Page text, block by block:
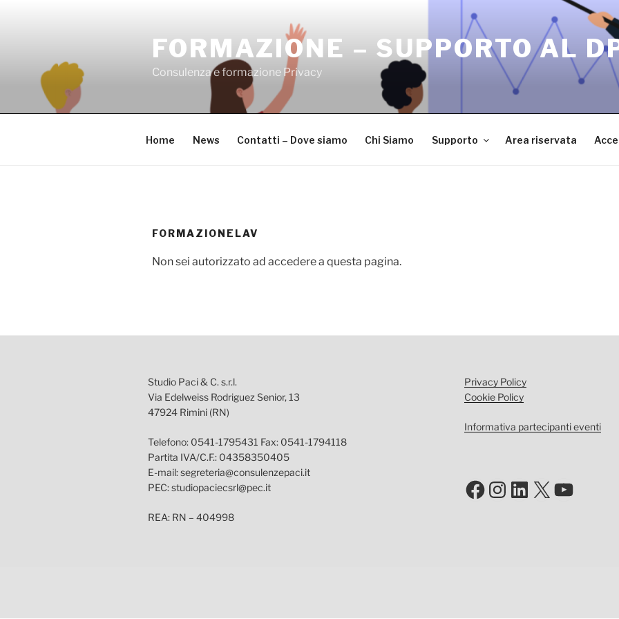
FORMAZIONE – SUPPORTO AL
Consulenza e formazione Privacy
Home News Contatti – Dove siamo Chi Siamo Supporto Area riservata
FORMAZIONELAV
Non sei autorizzato ad accedere a questa pagina.
Studio Paci & C. s.r.l.
Via Edelweiss Rodriguez Senior, 13
47924 Rimini (RN)
Telefono: 0541-1795431 Fax: 0541-1794118
Partita IVA/C.F.: 04358350405
E-mail: segreteria@consulenzepaci.it
PEC: studiopaciecsrl@pec.it
REA: RN – 404998
Privacy Policy
Cookie Policy
Informativa partecipanti eventi
Facebook
Instagram
LinkedIn
X